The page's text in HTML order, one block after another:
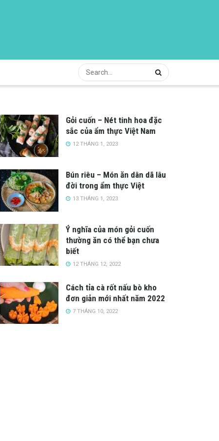
Gỏi cuốn – Nét tinh hoa đặc
sắc của ẩm thực Việt Nam
12 THÁNG 1, 2023
Bún riêu – Món ăn dân dã lâu
đời trong ẩm thực Việt
13 THÁNG 1, 2023
Ý nghĩa của món gỏi cuốn
thường ăn có thể bạn chưa
biết
12 THÁNG 12, 2022
Cách tỉa cà rốt nấu bò kho
đơn giản mới nhất năm 2022
7 THÁNG 10, 2022